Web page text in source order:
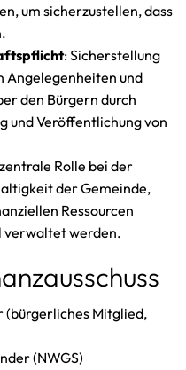
um sicherzustellen, dass
: Sicherstellung
Angelegenheiten und
den Bürgern durch
und Veröffentlichung von
Rolle bei der
der Gemeinde,
Ressourcen
verwaltet werden.
(bürgerliches Mitglied,
(NWGS)